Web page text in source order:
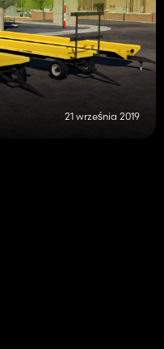
21 września 2019